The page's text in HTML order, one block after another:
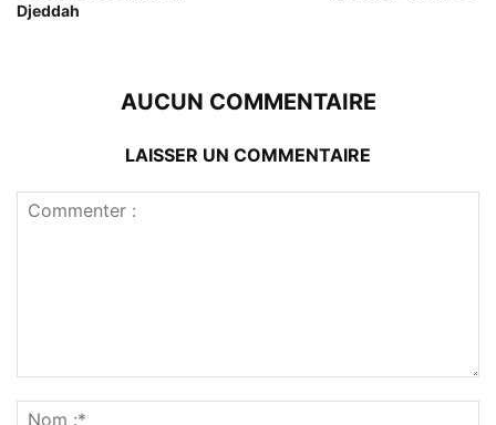
Djeddah
AUCUN COMMENTAIRE
LAISSER UN COMMENTAIRE